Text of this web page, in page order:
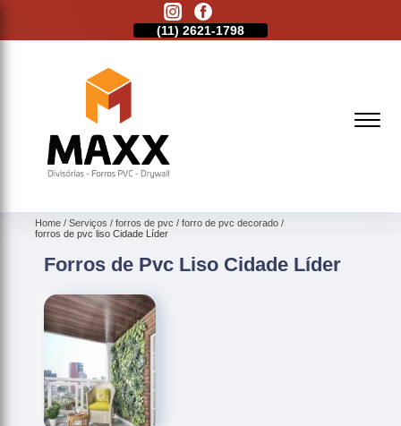
(11) 2621-1798
Home Serviços forros de pvc
forro de pvc decorado
forros de pvc liso Cidade Líder
Forros de Pvc Liso Cidade Líder